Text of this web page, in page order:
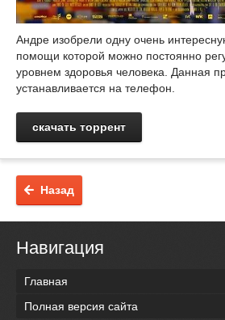
Андре изобрели одну очень
помощи которой можно постоянно
уровнем здоровья человека. Данная
устанавливается на телефон.
скачать торрент
Назад
Навигация
Главная
Полная версия сайта